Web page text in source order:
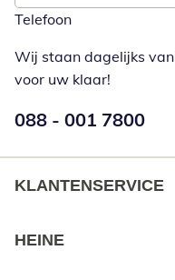
Telefoon
Wij staan dagelijks
voor uw klaar!
Telefoonnummer:
088 - 001 7800
KLANTENSERVICE
HEINE